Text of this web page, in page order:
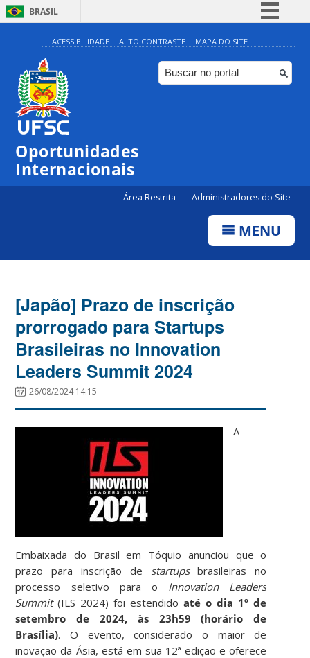
BRASIL
Simplifique!
Comunica BR
Participe
ACESSIBILIDADE ALTO CONTRASTE MAPA DO SITE
Oportunidades
Internacionais
Área Restrita Administradores do Site
MENU
[Japão] Prazo de inscrição
prorrogado para Startups
Brasileiras no Innovation
Leaders Summit 2024
26/08/2024 14:15
A
Embaixada do Brasil em Tóquio anunciou que o
prazo para inscrição de startupsbrasileiras no
processo seletivo para o Innovation Leaders
Summit(ILS 2024) foi estendidoaté o dia 1º de
setembro de 2024, às 23h59 (horário de
Brasília). O evento, considerado o maior de
inovação da Ásia, está em sua 12ª edição e oferece